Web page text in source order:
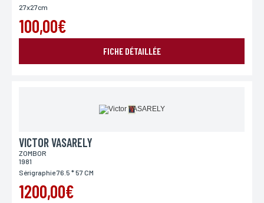
27x27cm
100,00€
FICHE DÉTAILLÉE
VICTOR VASARELY
ZOMBOR
1981
Sérigraphie 76.5 * 57 CM
1200,00€